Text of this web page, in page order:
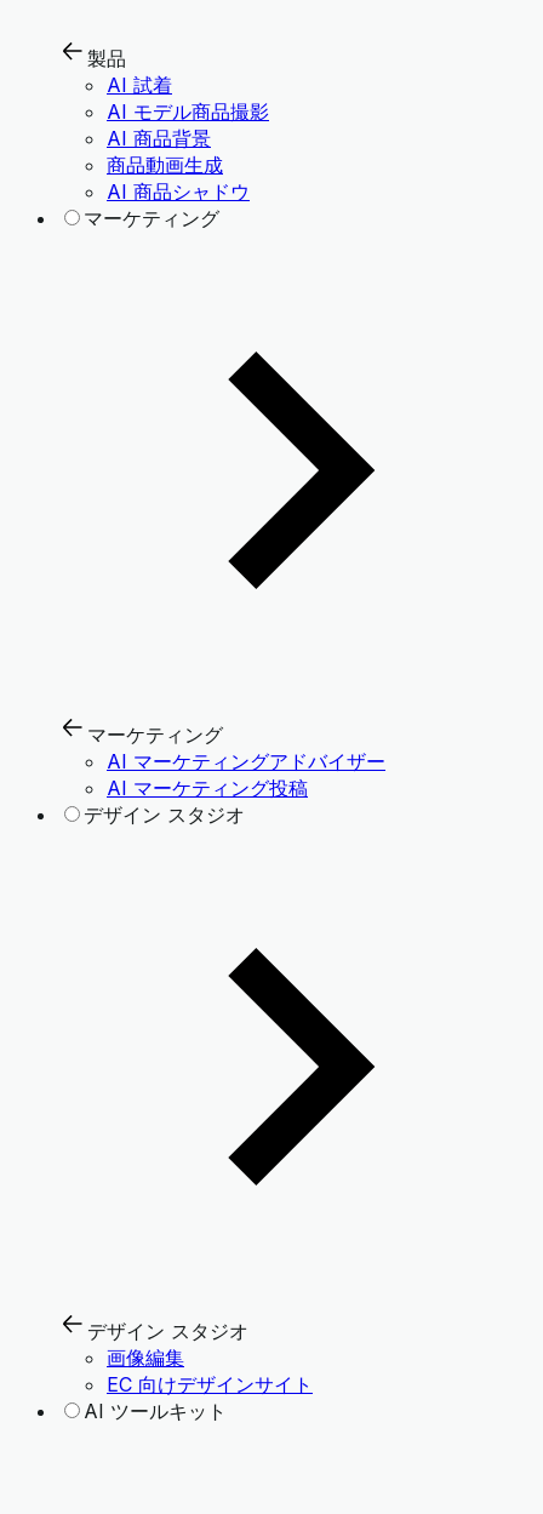
製品
AI 試着
AI モデル商品撮影
AI 商品背景
商品動画生成
AI 商品シャドウ
マーケティング
マーケティング
AI マーケティングアドバイザー
AI マーケティング投稿
デザイン スタジオ
デザイン スタジオ
画像編集
EC 向けデザインサイト
AI ツールキット